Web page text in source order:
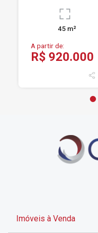
45 m²
A partir de:
R$ 920.000
Imóveis à Venda